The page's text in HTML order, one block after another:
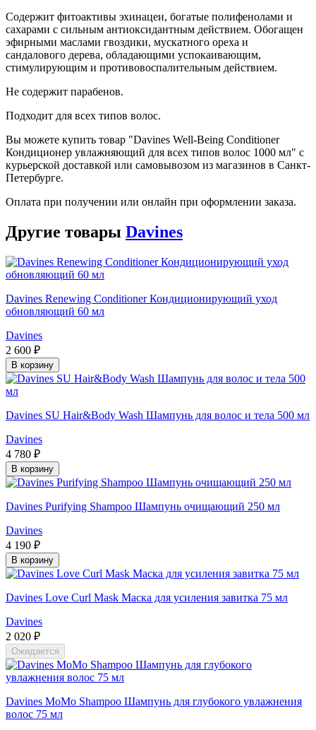
Содержит фитоактивы эхинацеи, богатые полифенолами и
сахарами с сильным антиоксидантным действием. Обогащен
эфирными маслами гвоздики, мускатного ореха и
сандалового дерева, обладающими успокаивающим,
стимулирующим и противовоспалительным действием.
Не содержит парабенов.
Подходит для всех типов волос.
Вы можете купить товар "Davines Well-Being Conditioner
Кондиционер увлажняющий для всех типов волос 1000 мл" с
курьерской доставкой или самовывозом из магазинов в Санкт-
Петербурге.
Оплата при получении или онлайн при оформлении заказа.
Другие товары Davines
Davines Renewing Conditioner Кондиционирующий уход
обновляющий 60 мл
Davines
2 600 ₽
В корзину
Davines SU Hair&Body Wash Шампунь для волос и тела 500 мл
Davines
4 780 ₽
В корзину
Davines Purifying Shampoo Шампунь очищающий 250 мл
Davines
4 190 ₽
В корзину
Davines Love Curl Mask Маска для усиления завитка 75 мл
Davines
2 020 ₽
Ожидается
Davines MoMo Shampoo Шампунь для глубокого увлажнения
волос 75 мл